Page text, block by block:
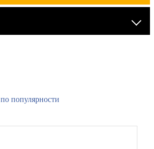
по популярности